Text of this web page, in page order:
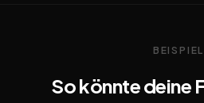
BEISPIEL
So könnte